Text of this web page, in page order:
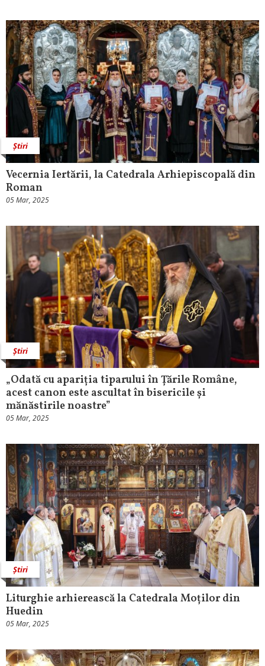
Știri
Vecernia Iertării, la Catedrala Arhiepiscopală din
Roman
05 Mar, 2025
Știri
„Odată cu apariția tiparului în Țările Române,
acest canon este ascultat în bisericile și
mănăstirile noastre”
05 Mar, 2025
Știri
Liturghie arhierească la Catedrala Moților din
Huedin
05 Mar, 2025